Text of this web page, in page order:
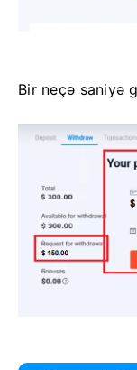
Bir neçə saniyə